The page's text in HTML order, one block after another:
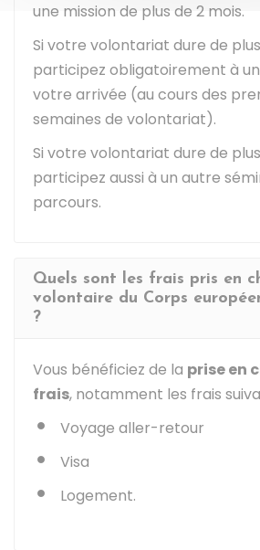
une mission de plus de 2 mois.
Si votre volontariat dure de
participez obligatoirement à
votre arrivée (au cours des
semaines de volontariat).
Si votre volontariat dure de
participez aussi à un autre
parcours.
Quels sont les frais pris en
volontaire du Corps
?
Vous bénéficiez de la prise en
frais, notamment les frais
Voyage aller-retour
Visa
Logement.